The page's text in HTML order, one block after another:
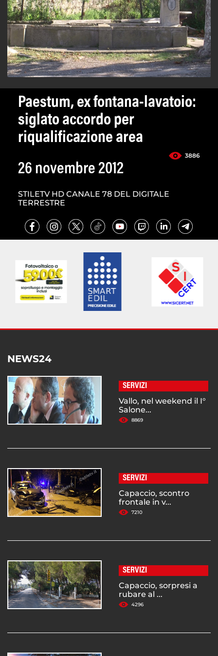
Paestum, ex fontana-lavatoio:
siglato accordo per
riqualificazione area
3886
26 novembre 2012
STILETV HD CANALE 78 DEL DIGITALE
TERRESTRE
NEWS24
SERVIZI
Vallo, nel weekend il I°
Salone...
8869
SERVIZI
Capaccio, scontro
frontale in v...
7210
SERVIZI
Capaccio, sorpresi a
rubare al ...
4296